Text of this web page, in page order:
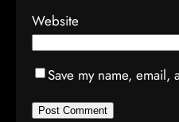
Website
Save my name,